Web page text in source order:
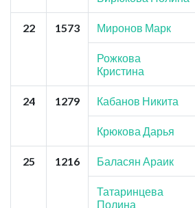
22 1573 Миронов Марк
Рожкова
Кристина
24 1279 Кабанов Никита
Крюкова Дарья
25 1216 Баласян Араик
Татаринцева
Полина